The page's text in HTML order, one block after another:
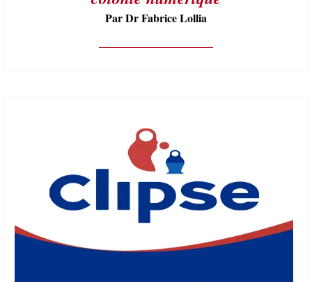
Par Dr Fabrice Lollia